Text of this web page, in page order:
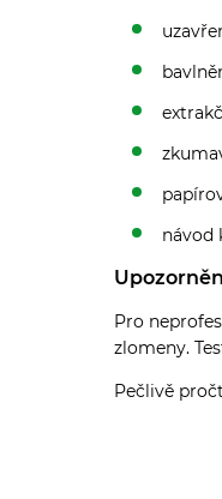
návod
Pro
zlomeny.
Pečlivě